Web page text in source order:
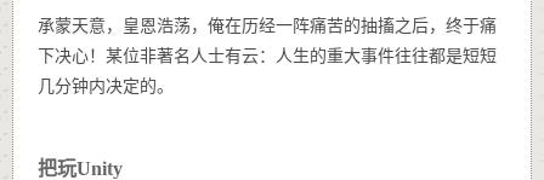
承蒙天意，皇恩浩荡，俺在历经一阵痛苦的抽搐之后，终于痛
下决心！某位非著名人士有云：人生的重大事件往往都是短短
几分钟内决定的。
把玩Unity